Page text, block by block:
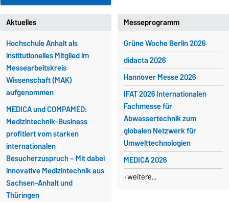
Aktuelles
Hochschule Anhalt als
institutionelles Mitglied im
Messearbeitskreis
Wissenschaft (MAK)
aufgenommen
MEDICA und COMPAMED:
Medizintechnik-Business
profitiert vom starken
internationalen
Besucherzuspruch – Mit dabei
innovative Medizintechnik aus
Sachsen-Anhalt und
Thüringen
Messeprogramm
Grüne Woche Berlin 2026
didacta 2026
Hannover Messe 2026
IFAT 2026 Internationalen
Fachmesse für
Abwassertechnik zum
globalen Netzwerk für
Umwelttechnologien
MEDICA 2026
weitere...